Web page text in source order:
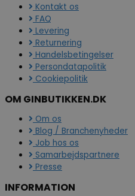
Kontakt os
FAQ
Levering
Returnering
Handelsbetingelser
Persondatapolitik
Cookiepolitik
OM GINBUTIKKEN.DK
Om os
Blog / Branchenyheder
Job hos os
Samarbejdspartnere
Presse
INFORMATION